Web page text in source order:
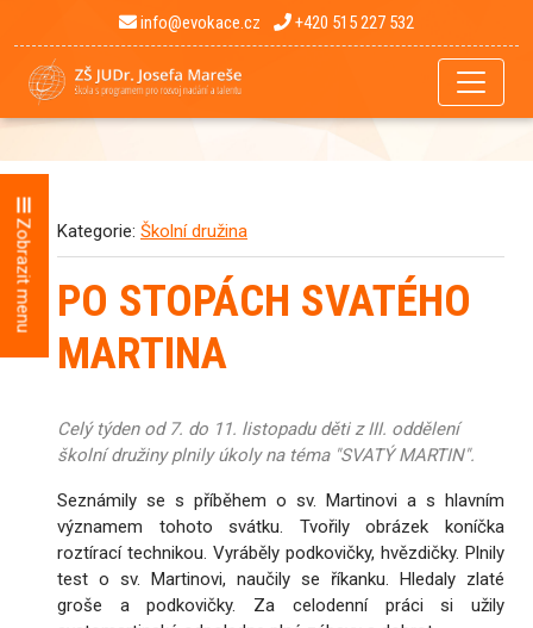
info@evokace.cz +420 515 227 532
Kategorie: Školní družina
PO STOPÁCH SVATÉHO
MARTINA
Celý týden od 7. do 11. listopadu děti z III. oddělení
školní družiny plnily úkoly na téma "SVATÝ MARTIN".
Seznámily se s příběhem o sv. Martinovi a s hlavním
významem tohoto svátku. Tvořily obrázek koníčka
roztírací technikou. Vyráběly podkovičky, hvězdičky. Plnily
test o sv. Martinovi, naučily se říkanku. Hledaly zlaté
groše a podkovičky. Za celodenní práci si užily
Zobrazit menu